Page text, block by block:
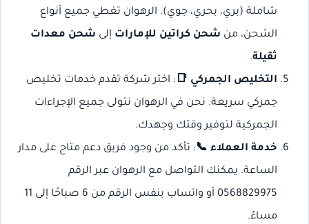
شاملة (بري، بحري، جوي). الرهوان تغطي جميع أنواع
الشحن، من شحن كراتين للإمارات إلى شحن معدات
ثقيلة.
التخليص الجمركي 📑 : اختر شركة تقدم خدمات تخليص
جمركي سريعة. نحن في الرهوان نتولى جميع الإجراءات
الجمركية لتوفير وقتك وجهدك.
خدمة العملاء 📞: تأكد من وجود فريق دعم متاح على مدار
الساعة. يمكنك التواصل مع الرهوان عبر الرقم
0568829975 أو واتساب بنفس الرقم من 6 صباحًا إلى 11
مساءً.